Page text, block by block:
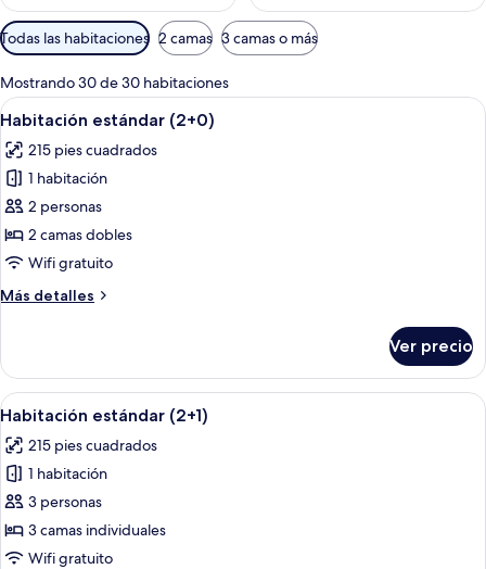
Filtros
disponibles
para
las
habitaciones
Todas las habitaciones 2 camas 3 camas o más
Mostrando 30 de 30 habitaciones
Abrir
todas
las
fotos
de
Habitación
estándar
Habitación de hotel con una cama
2
Habitación estándar (2+0)
215 pies cuadrados
1 habitación
2 personas
2 camas dobles
Wifi gratuito
Más detalles
Más
estándar
(2+0)
Ver precio
Abrir
todas
las
fotos
de
Habitación
estándar
Habitación de hotel con una cama
2
Habitación estándar (2+1)
215 pies cuadrados
1 habitación
3 personas
3 camas individuales
Wifi gratuito